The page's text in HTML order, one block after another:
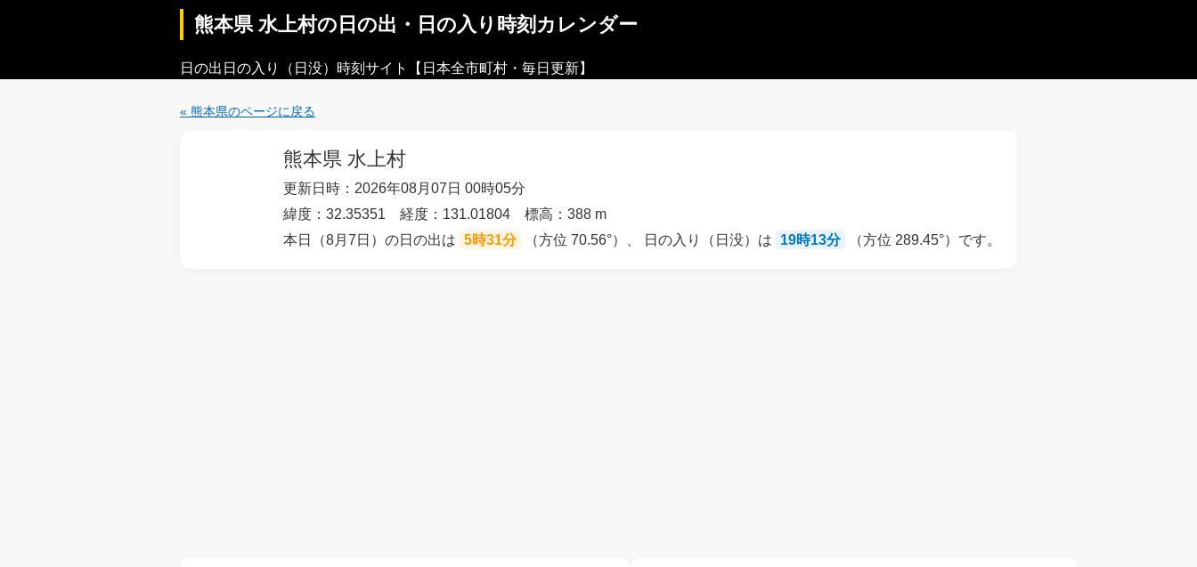
熊本県 水上村の日の出・日の入り時刻カレンダー
日の出日の入り（日没）時刻サイト【日本全市町村・毎日更新】
« 熊本県のページに戻る
熊本県 水上村
更新日時：2026年08月07日 00時05分
緯度：32.35351 経度：131.01804 標高：388 m
本日（8月7日）の日の出は 5時31分 （方位 70.56°）、 日の入り（日没）は 19時13分 （方位 289.45°）です。